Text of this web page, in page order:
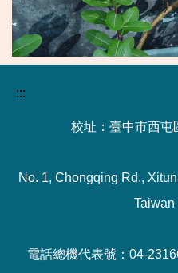
:::
校址：臺中市西屯
No. 1, Chongqing Rd.,
Taiwan
電話總機代表號：04-